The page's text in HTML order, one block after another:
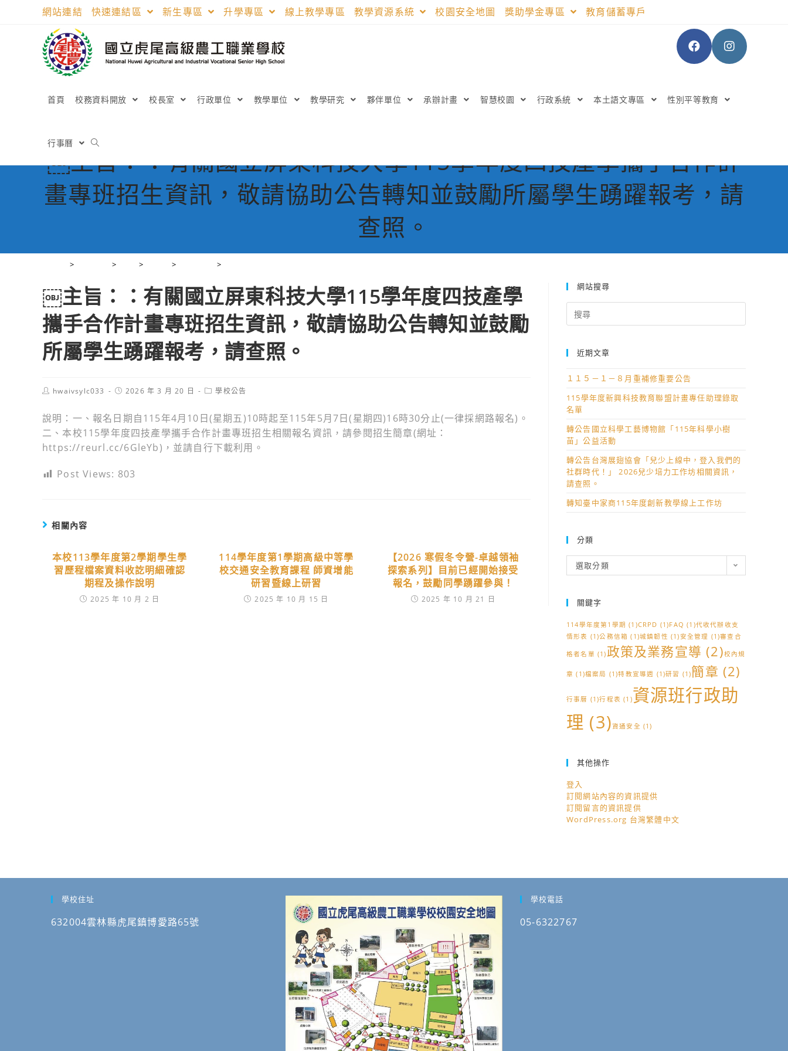
網站連結 快速連結區 新生專區 升學專區 線上教學專區 教學資源系統 校園安全地圖 獎助學金專區 教育儲蓄專戶
首頁 校務資料開放 校長室 行政單位 教學單位 教學研究 夥伴單位 承辦計畫 智慧校園 行政系統 本土語文專區 性別平等教育
行事曆
￼主旨：：有關國立屏東科技大學115學年度四技產學攜手合作計
畫專班招生資訊，敬請協助公告轉知並鼓勵所屬學生踴躍報考，請
查照。
> > > > >
￼主旨：：有關國立屏東科技大學115學年度四技產學
攜手合作計畫專班招生資訊，敬請協助公告轉知並鼓勵
所屬學生踴躍報考，請查照。
Posthwaivsylc033
Post2026 年 3 月 20 日
Post學校公告
說明：一、報名日期自115年4月10日(星期五)10時起至115年5月7日(星期四)16時30分止(一律採網路報名)。
二、本校115學年度四技產學攜手合作計畫專班招生相關報名資訊，請參閱招生簡章(網址：
https://reurl.cc/6GleYb)，並請自行下載利用。
Post Views: 803
相關內容
本校113學年度第2學期學生學
習歷程檔案資料收訖明細確認
期程及操作說明
2025 年 10 月 2 日
114學年度第1學期高級中等學
校交通安全教育課程 師資增能
研習暨線上研習
2025 年 10 月 15 日
【2026 寒假冬令營-卓越領袖
探索系列】目前已經開始接受
報名，鼓勵同學踴躍參與！
2025 年 10 月 21 日
網站搜尋
for:
近期文章
１１５－１－８月重補修重要公告
115學年度新興科技教育聯盟計畫專任助理錄取
名單
轉公告國立科學工藝博物館「115年科學小樹
苗」公益活動
轉公告台灣展翅協會「兒少上線中，登入我們的
社群時代！」 2026兒少培力工作坊相關資訊，
請查照。
轉知臺中家商115年度創新教學線上工作坊
分類
類
選取分類
關鍵字
114學年度第1學期 (1)CRPD (1)FAQ (1)代收代辦收支
情形表 (1)公務信箱 (1)城鎮韌性 (1)安全管理 (1)審查合
格者名單 (1)政策及業務宣導 (2)校內規
章 (1)檔案局 (1)特教宣導週 (1)研習 (1)簡章 (2)
行事曆 (1)行程表 (1)資源班行政助
理 (3)資通安全 (1)
其他操作
登入
訂閱網站內容的資訊提供
訂閱留言的資訊提供
WordPress.org 台灣繁體中文
學校住址
632004雲林縣虎尾鎮博愛路65號
學校電話
05-6322767